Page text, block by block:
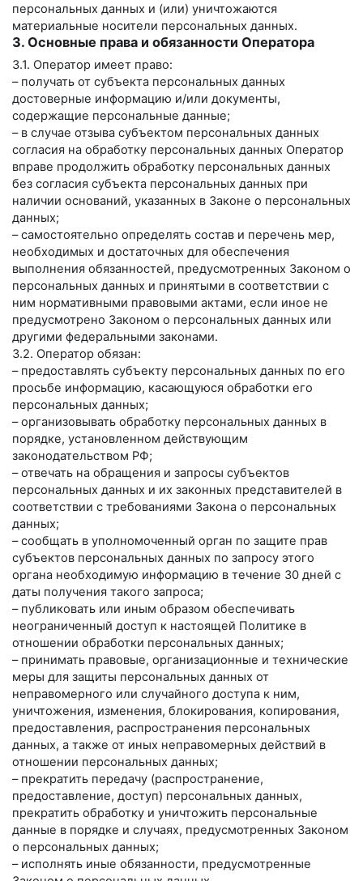
персональных данных и (или) уничтожаются
материальные носители персональных данных.
3. Основные права и обязанности Оператора
3.1. Оператор имеет право:
– получать от субъекта персональных данных
достоверные информацию и/или документы,
содержащие персональные данные;
– в случае отзыва субъектом персональных данных
согласия на обработку персональных данных Оператор
вправе продолжить обработку персональных данных
без согласия субъекта персональных данных при
наличии оснований, указанных в Законе о персональных
данных;
– самостоятельно определять состав и перечень мер,
необходимых и достаточных для обеспечения
выполнения обязанностей, предусмотренных Законом о
персональных данных и принятыми в соответствии с
ним нормативными правовыми актами, если иное не
предусмотрено Законом о персональных данных или
другими федеральными законами.
3.2. Оператор обязан:
– предоставлять субъекту персональных данных по его
просьбе информацию, касающуюся обработки его
персональных данных;
– организовывать обработку персональных данных в
порядке, установленном действующим
законодательством РФ;
– отвечать на обращения и запросы субъектов
персональных данных и их законных представителей в
соответствии с требованиями Закона о персональных
данных;
– сообщать в уполномоченный орган по защите прав
субъектов персональных данных по запросу этого
органа необходимую информацию в течение 30 дней с
даты получения такого запроса;
– публиковать или иным образом обеспечивать
неограниченный доступ к настоящей Политике в
отношении обработки персональных данных;
– принимать правовые, организационные и технические
меры для защиты персональных данных от
неправомерного или случайного доступа к ним,
уничтожения, изменения, блокирования, копирования,
предоставления, распространения персональных
данных, а также от иных неправомерных действий в
отношении персональных данных;
– прекратить передачу (распространение,
предоставление, доступ) персональных данных,
прекратить обработку и уничтожить персональные
данные в порядке и случаях, предусмотренных Законом
о персональных данных;
– исполнять иные обязанности, предусмотренные